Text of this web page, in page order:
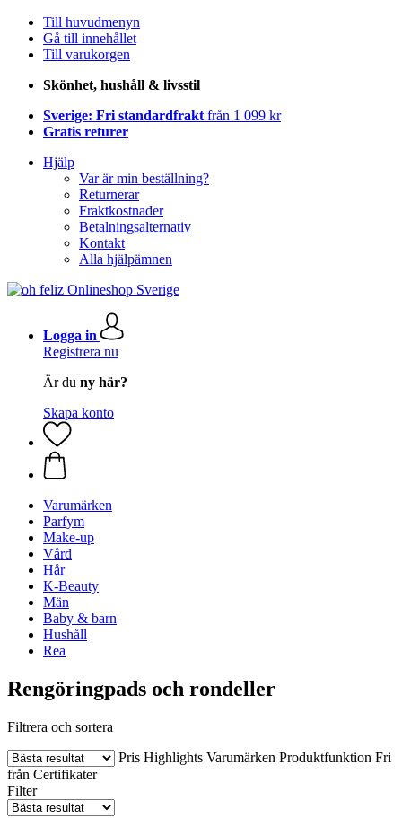
Till huvudmenyn
Gå till innehållet
Till varukorgen
Skönhet, hushåll & livsstil
Sverige: Fri standardfrakt från 1 099 kr
Gratis returer
Hjälp
Var är min beställning?
Returnerar
Fraktkostnader
Betalningsalternativ
Kontakt
Alla hjälpämnen
Logga in
Registrera nu
Är du ny här?
Skapa konto
Varumärken
Parfym
Make-up
Vård
Hår
K-Beauty
Män
Baby & barn
Hushåll
Rea
Rengöringpads och rondeller
Filtrera och sortera
Pris Highlights Varumärken Produktfunktion Fri
från Certifikater
Filter